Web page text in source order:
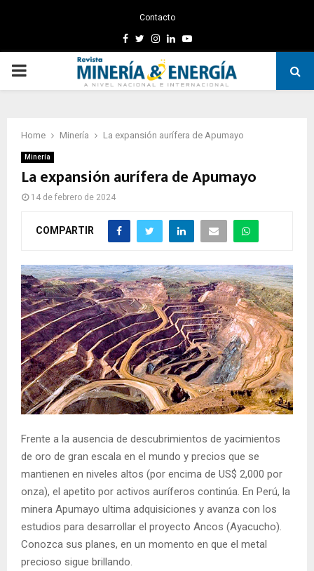
Contacto
Facebook
TwitterInstagram
LinkedinYoutube
PRIMARY
Home Minería La expansión aurífera de Apumayo
Minería
La expansión aurífera de Apumayo
14 de febrero de 2024
COMPARTIR
Frente a la ausencia de descubrimientos de yacimientos
de oro de gran escala en el mundo y precios que se
mantienen en niveles altos (por encima de US$ 2,000 por
onza), el apetito por activos auríferos continúa. En Perú, la
minera Apumayo ultima adquisiciones y avanza con los
estudios para desarrollar el proyecto Ancos (Ayacucho).
Conozca sus planes, en un momento en que el metal
precioso sigue brillando.